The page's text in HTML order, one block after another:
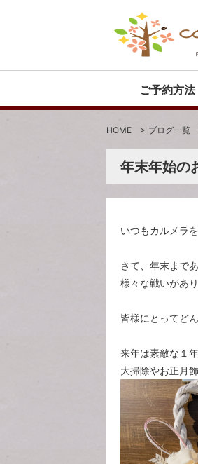
ご予約方法
HOME > ブログ一覧
年末年始の
いつもカルメラ
さて、年末まで
様々な戦いがあ
皆様にとってど
来年は素敵な１
大掃除やお正月